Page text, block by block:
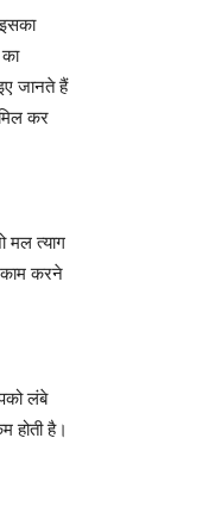
जानते हैं
कर
मल त्याग
करने
लंबे
होती है।